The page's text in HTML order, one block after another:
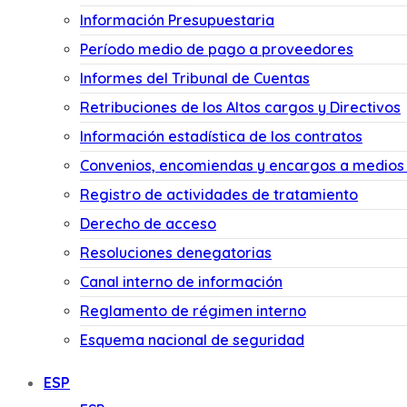
Información Presupuestaria
Período medio de pago a proveedores
Informes del Tribunal de Cuentas
Retribuciones de los Altos cargos y Directivos
Información estadística de los contratos
Convenios, encomiendas y encargos a
Registro de actividades de tratamiento
Derecho de acceso
Resoluciones denegatorias
Canal interno de información
Reglamento de régimen interno
Esquema nacional de seguridad
ESP